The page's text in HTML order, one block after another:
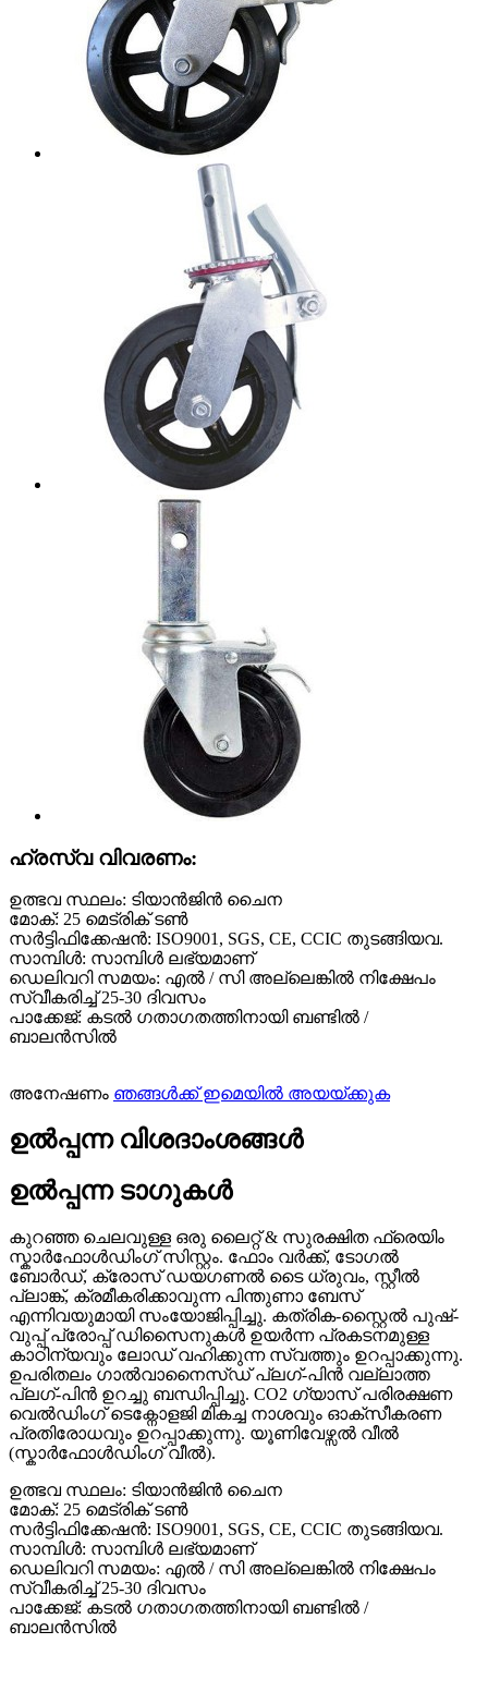
ഹ്രസ്വ വിവരണം:
ഉത്ഭവ സ്ഥലം: ടിയാൻജിൻ ചൈന
മോക്: 25 മെട്രിക് ടൺ
സർട്ടിഫിക്കേഷൻ: ISO9001, SGS, CE, CCIC തുടങ്ങിയവ.
സാമ്പിൾ: സാമ്പിൾ ലഭ്യമാണ്
ഡെലിവറി സമയം: എൽ / സി അല്ലെങ്കിൽ നിക്ഷേപം
സ്വീകരിച്ച് 25-30 ദിവസം
പാക്കേജ്: കടൽ ഗതാഗതത്തിനായി ബണ്ടിൽ /
ബാലൻസിൽ
അനേഷണം ഞങ്ങൾക്ക് ഇമെയിൽ അയയ്ക്കുക
ഉൽപ്പന്ന വിശദാംശങ്ങൾ
ഉൽപ്പന്ന ടാഗുകൾ
കുറഞ്ഞ ചെലവുള്ള ഒരു ലൈറ്റ് & സുരക്ഷിത ഫ്രെയിം
സ്കാർഫോൾഡിംഗ് സിസ്റ്റം. ഫോം വർക്ക്, ടോഗൽ
ബോർഡ്, ക്രോസ് ഡയഗണൽ ടൈ ധ്രുവം, സ്റ്റീൽ
പ്ലാങ്ക്, ക്രമീകരിക്കാവുന്ന പിന്തുണാ ബേസ്
എന്നിവയുമായി സംയോജിപ്പിച്ചു. കത്രിക-സ്റ്റൈൽ പുഷ്-
വുപ്പ് പ്രോപ്പ് ഡിസൈനുകൾ ഉയർന്ന പ്രകടനമുള്ള
കാഠിന്യവും ലോഡ് വഹിക്കുന്ന സ്വത്തും ഉറപ്പാക്കുന്നു.
ഉപരിതലം ഗാൽവാനൈസ്ഡ് പ്ലഗ്-പിൻ വല്ലാത്ത
പ്ലഗ്-പിൻ ഉറച്ചു ബന്ധിപ്പിച്ചു. CO2 ഗ്യാസ് പരിരക്ഷണ
വെൽഡിംഗ് ടെക്നോളജി മികച്ച നാശവും ഓക്സീകരണ
പ്രതിരോധവും ഉറപ്പാക്കുന്നു. യൂണിവേഴ്സൽ വീൽ
(സ്കാർഫോൾഡിംഗ് വീൽ).
ഉത്ഭവ സ്ഥലം: ടിയാൻജിൻ ചൈന
മോക്: 25 മെട്രിക് ടൺ
സർട്ടിഫിക്കേഷൻ: ISO9001, SGS, CE, CCIC തുടങ്ങിയവ.
സാമ്പിൾ: സാമ്പിൾ ലഭ്യമാണ്
ഡെലിവറി സമയം: എൽ / സി അല്ലെങ്കിൽ നിക്ഷേപം
സ്വീകരിച്ച് 25-30 ദിവസം
പാക്കേജ്: കടൽ ഗതാഗതത്തിനായി ബണ്ടിൽ /
ബാലൻസിൽ